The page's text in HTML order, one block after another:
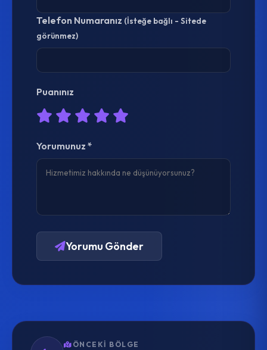
Telefon Numaranız (İsteğe bağlı - Sitede
görünmez)
Puanınız
Yorumunuz *
Yorumu Gönder
ÖNCEKI BÖLGE